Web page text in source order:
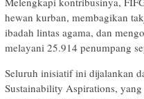
hewan kurban, membagikan
ibadah lintas agama, dan
melayani 25.914 penumpang
Seluruh inisiatif ini dijalankan
Sustainability Aspirations, yang